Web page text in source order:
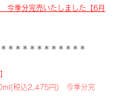
今季分完売いたしました【6月
＊＊＊＊＊＊＊＊＊＊＊
税込2,475円)　今季分完